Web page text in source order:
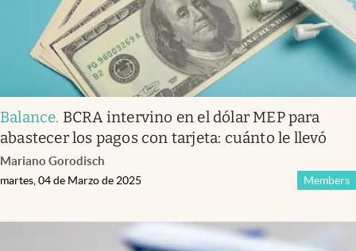
Balance. BCRA intervino en el dólar MEP para
abastecer los pagos con tarjeta: cuánto le llevó
Mariano Gorodisch
Members
martes, 04 de Marzo de 2025